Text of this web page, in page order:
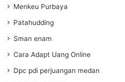
Menkeu Purbaya
Patahudding
Sman enam
Cara Adapt Uang Online
Dpc pdi perjuangan medan